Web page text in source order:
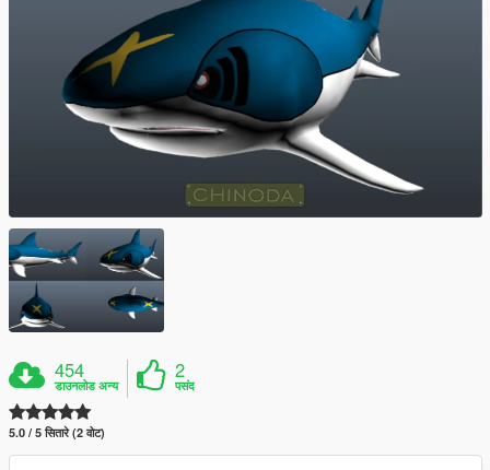
454
डाउनलोड अन्य
2
पसंद
5.0 / 5 सितारे (2 वोट)